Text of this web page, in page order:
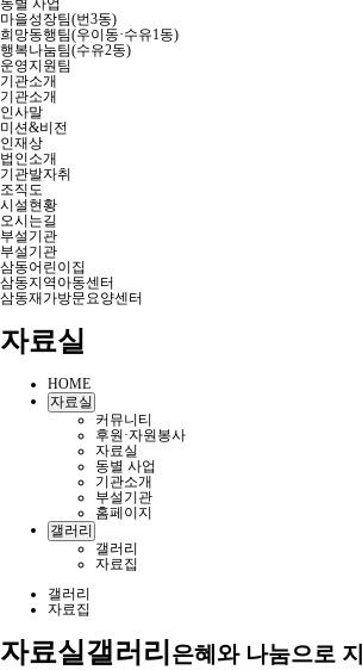
동별 사업
마을성장팀(번3동)
희망동행팀(우이동·수유1동)
행복나눔팀(수유2동)
운영지원팀
기관소개
기관소개
인사말
미션&비전
인재상
법인소개
기관발자취
조직도
시설현황
오시는길
부설기관
부설기관
삼동어린이집
삼동지역아동센터
삼동재가방문요양센터
자료실
HOME
자료실
커뮤니티
후원·자원봉사
자료실
동별 사업
기관소개
부설기관
홈페이지
갤러리
갤러리
자료집
갤러리
자료집
자료실갤러리 은혜와 나눔으로